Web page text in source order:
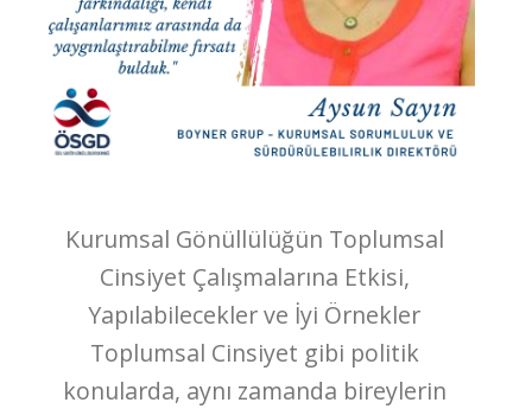
Kurumsal Gönüllülüğün Toplumsal
Cinsiyet Çalışmalarına Etkisi,
Yapılabilecekler ve İyi Örnekler
Toplumsal Cinsiyet gibi politik
konularda, aynı zamanda bireylerin